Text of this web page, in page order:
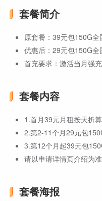
套餐简介
原套餐：39元包150G
优惠后：29元包150G
首充要求：激活当月强
套餐内容
1.首月39元月租按天折
2.第2-11个月29元包
3.第12个月起39元包
请以申请详情页介绍为准
套餐海报